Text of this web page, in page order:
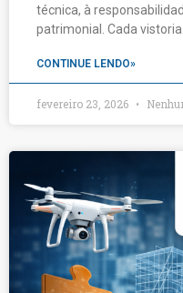
técnica, à
patrimonial. Cada vistoria
CONTINUE LENDO»
fevereiro 23, 2026